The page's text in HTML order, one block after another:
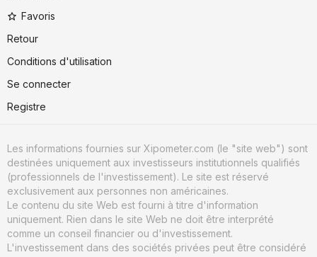
Favoris
Retour
Conditions d'utilisation
Se connecter
Registre
Les informations fournies sur Xipometer.com (le "site web") sont
destinées uniquement aux investisseurs institutionnels qualifiés
(professionnels de l'investissement). Le site est réservé
exclusivement aux personnes non américaines.
Le contenu du site Web est fourni à titre d'information
uniquement. Rien dans le site Web ne doit être interprété
comme un conseil financier ou d'investissement.
L'investissement dans des sociétés privées peut être considéré